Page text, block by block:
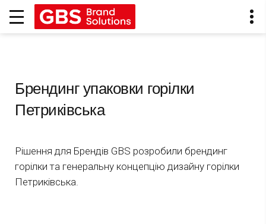
Брендинг упаковки горілки
Петриківська
Рішення для Брендів GBS розробили брендинг
горілки та генеральну концепцію дизайну горілки
Петриківська.